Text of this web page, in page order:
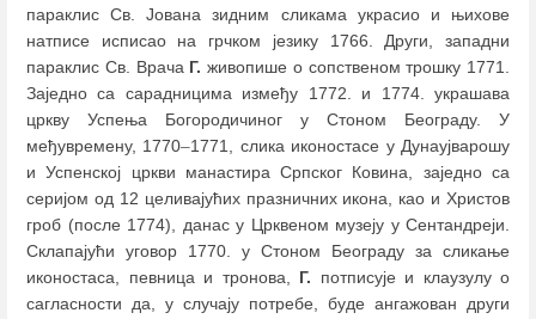
параклис Св. Јована зидним сликама украсио и њихове
натписе исписао на грчком језику 1766. Други, западни
параклис Св. Врача Г. живопише о сопственом трошку 1771.
Заједно са сарадницима између 1772. и 1774. украшава
цркву Успења Богородичиног у Стоном Београду. У
међувремену, 1770–1771, слика иконостасе у Дунаујварошу
и Успенској цркви манастира Српског Ковина, заједно са
серијом од 12 целивајућих празничних икона, као и Христов
гроб (после 1774), данас у Црквеном музеју у Сентандреји.
Склапајући уговор 1770. у Стоном Београду за сликање
иконостаса, певница и тронова, Г. потписује и клаузулу о
сагласности да, у случају потребе, буде ангажован други